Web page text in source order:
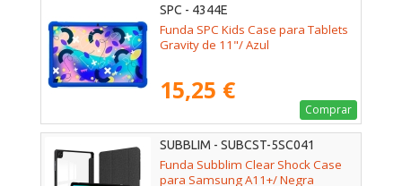
SPC - 4344E
Funda SPC Kids Case para Tablets
Gravity de 11"/ Azul
15,25 €
Comprar
SUBBLIM - SUBCST-5SC041
Funda Subblim Clear Shock Case
para Samsung A11+/ Negra